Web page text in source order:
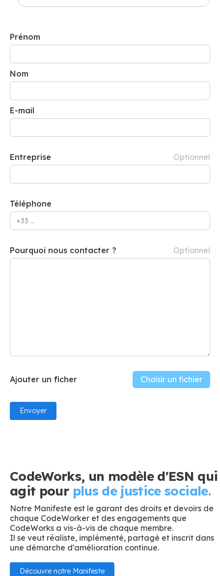
Prénom
Nom
E-mail
Entreprise Optionnel
Téléphone
Pourquoi nous contacter ? Optionnel
Ajouter un ficher Choisir un fichier
CodeWorks, un modèle d'ESN qui
agit pour plus de justice sociale.
Notre Manifeste est le garant des droits et devoirs de
chaque CodeWorker et des engagements que
CodeWorks a vis-à-vis de chaque membre.
Il se veut réaliste, implémenté, partagé et inscrit dans
une démarche d'amélioration continue.
Découvre notre Manifeste